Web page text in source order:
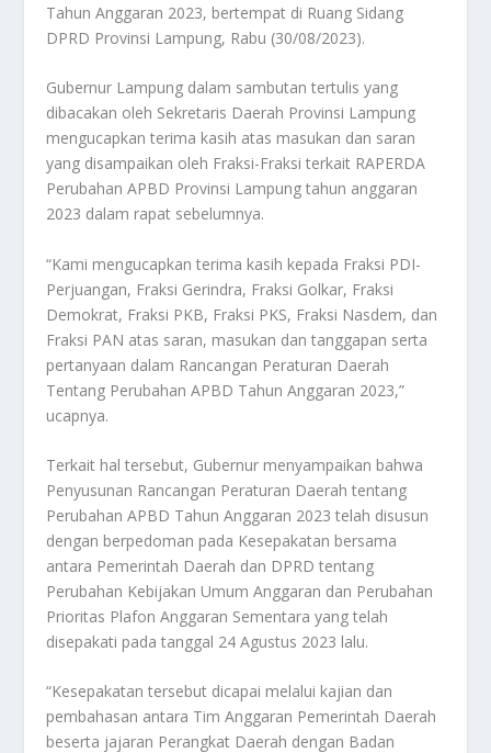
Tahun Anggaran 2023, bertempat di Ruang Sidang
DPRD Provinsi Lampung, Rabu (30/08/2023).
Gubernur Lampung dalam sambutan tertulis yang
dibacakan oleh Sekretaris Daerah Provinsi Lampung
mengucapkan terima kasih atas masukan dan saran
yang disampaikan oleh Fraksi-Fraksi terkait RAPERDA
Perubahan APBD Provinsi Lampung tahun anggaran
2023 dalam rapat sebelumnya.
“Kami mengucapkan terima kasih kepada Fraksi PDI-
Perjuangan, Fraksi Gerindra, Fraksi Golkar, Fraksi
Demokrat, Fraksi PKB, Fraksi PKS, Fraksi Nasdem, dan
Fraksi PAN atas saran, masukan dan tanggapan serta
pertanyaan dalam Rancangan Peraturan Daerah
Tentang Perubahan APBD Tahun Anggaran 2023,”
ucapnya.
Terkait hal tersebut, Gubernur menyampaikan bahwa
Penyusunan Rancangan Peraturan Daerah tentang
Perubahan APBD Tahun Anggaran 2023 telah disusun
dengan berpedoman pada Kesepakatan bersama
antara Pemerintah Daerah dan DPRD tentang
Perubahan Kebijakan Umum Anggaran dan Perubahan
Prioritas Plafon Anggaran Sementara yang telah
disepakati pada tanggal 24 Agustus 2023 lalu.
“Kesepakatan tersebut dicapai melalui kajian dan
pembahasan antara Tim Anggaran Pemerintah Daerah
beserta jajaran Perangkat Daerah dengan Badan